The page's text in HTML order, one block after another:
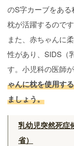
のS字カーブをある
枕が活躍するのです
また、赤ちゃんに
性があり、SIDS（
す。小児科の医師
ゃんに枕を使用す
ましょう。
乳幼児突然死症
省）